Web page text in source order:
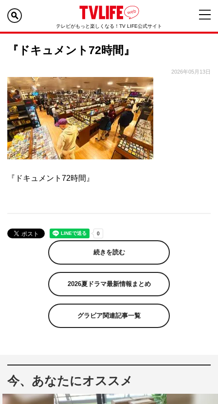
テレビがもっと楽しくなる！TV LIFE公式サイト
『ドキュメント72時間』
2026年05月13日
『ドキュメント72時間』
続きを読む
2026夏ドラマ最新情報まとめ
グラビア関連記事一覧
今、あなたにオススメ